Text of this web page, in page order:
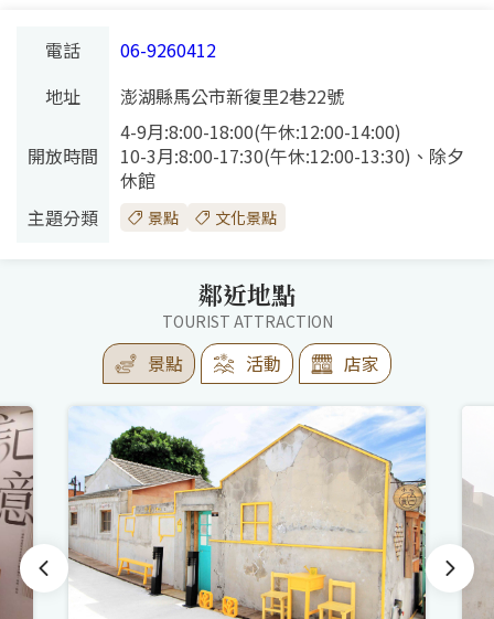
電話
06-9260412
地址
澎湖縣馬公市新復里2巷22號
開放時間
4-9月:8:00-18:00(午休:12:00-14:00)
10-3月:8:00-17:30(午休:12:00-13:30)、除夕
休館
主題分類
景點 文化景點
鄰近地點
TOURIST ATTRACTION
景點 活動 店家